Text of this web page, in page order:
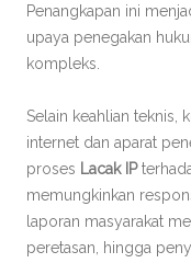
Penangkapan ini
upaya penegakan
kompleks.
Selain keahlian teknis,
internet dan aparat
proses Lacak IP
memungkinkan
laporan masyarakat
peretasan, hingga